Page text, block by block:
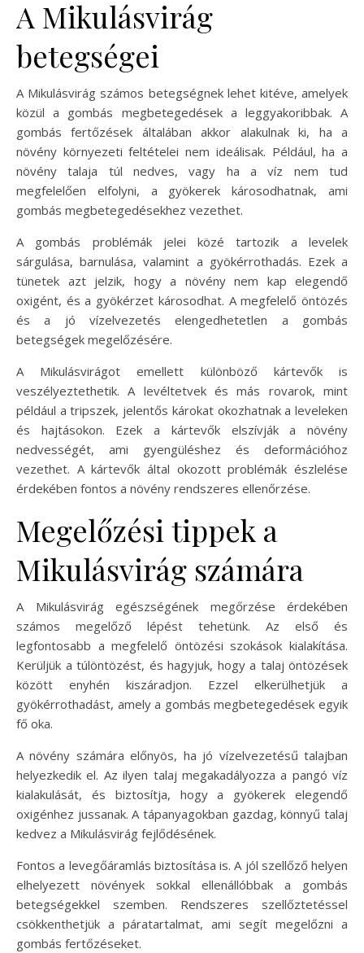
A Mikulásvirág
betegségei
A Mikulásvirág számos betegségnek lehet kitéve, amelyek
közül a gombás megbetegedések a leggyakoribbak. A
gombás fertőzések általában akkor alakulnak ki, ha a
növény környezeti feltételei nem ideálisak. Például, ha a
növény talaja túl nedves, vagy ha a víz nem tud
megfelelően elfolyni, a gyökerek károsodhatnak, ami
gombás megbetegedésekhez vezethet.
A gombás problémák jelei közé tartozik a levelek
sárgulása, barnulása, valamint a gyökérrothadás. Ezek a
tünetek azt jelzik, hogy a növény nem kap elegendő
oxigént, és a gyökérzet károsodhat. A megfelelő öntözés
és a jó vízelvezetés elengedhetetlen a gombás
betegségek megelőzésére.
A Mikulásvirágot emellett különböző kártevők is
veszélyeztethetik. A levéltetvek és más rovarok, mint
például a tripszek, jelentős károkat okozhatnak a leveleken
és hajtásokon. Ezek a kártevők elszívják a növény
nedvességét, ami gyengüléshez és deformációhoz
vezethet. A kártevők által okozott problémák észlelése
érdekében fontos a növény rendszeres ellenőrzése.
Megelőzési tippek a
Mikulásvirág számára
A Mikulásvirág egészségének megőrzése érdekében
számos megelőző lépést tehetünk. Az első és
legfontosabb a megfelelő öntözési szokások kialakítása.
Kerüljük a túlöntözést, és hagyjuk, hogy a talaj öntözések
között enyhén kiszáradjon. Ezzel elkerülhetjük a
gyökérrothadást, amely a gombás megbetegedések egyik
fő oka.
A növény számára előnyös, ha jó vízelvezetésű talajban
helyezkedik el. Az ilyen talaj megakadályozza a pangó víz
kialakulását, és biztosítja, hogy a gyökerek elegendő
oxigénhez jussanak. A tápanyagokban gazdag, könnyű talaj
kedvez a Mikulásvirág fejlődésének.
Fontos a levegőáramlás biztosítása is. A jól szellőző helyen
elhelyezett növények sokkal ellenállóbbak a gombás
betegségekkel szemben. Rendszeres szellőztetéssel
csökkenthetjük a páratartalmat, ami segít megelőzni a
gombás fertőzéseket.